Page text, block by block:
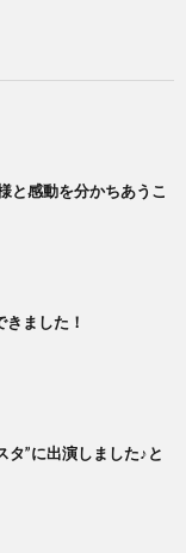
と感動を分かちあうこ
ました！
タ”に出演しました♪と